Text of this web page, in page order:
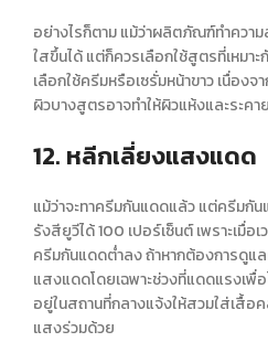
อย่างไรก็ตาม แม้ว่าผลิตภัณฑ์ทำความ
ใสขึ้นได้ แต่ก็ควรเลือกใช้สูตรที่เหมา
เลือกใช้ครีมหรือเซรั่มหน้าขาวเนื่องจ
ผิวบางสูตรอาจทำให้ผิวแห้งและระคา
12. หลีกเลี่ยงแสงแดด
แม้ว่าจะทาครีมกันแดดแล้ว แต่ครีมกั
รังสียูวีได้ 100 เปอร์เซ็นต์ เพราะเมื่อ
ครีมกันแดดต่ำลง ถ้าหากต้องการดูแ
แสงแดดโดยเฉพาะช่วงที่แดดแรงเพื่
อยู่ในสถานที่กลางแจ้งให้สวมใส่เสื้
แสงร่วมด้วย